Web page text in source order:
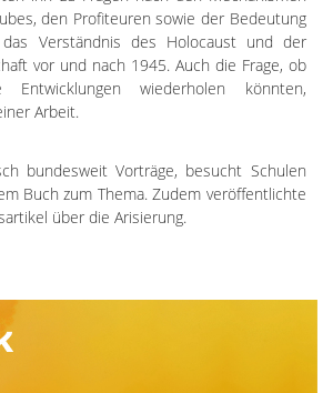
den Profiteuren sowie der Bedeutung
Verständnis des Holocaust und der
vor und nach 1945. Auch die Frage, ob
Entwicklungen wiederholen könnten,
Arbeit.
bundesweit Vorträge, besucht Schulen
Buch zum Thema. Zudem veröffentlichte
über die Arisierung.